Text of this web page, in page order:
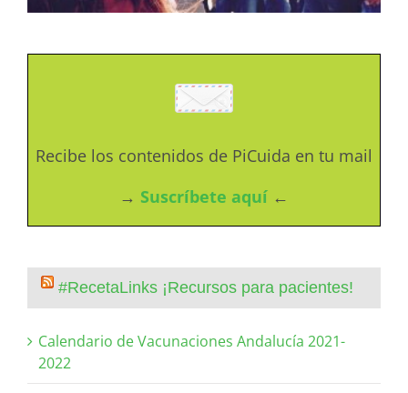
Recibe los contenidos de PiCuida en tu mail
→ Suscríbete aquí ←
#RecetaLinks ¡Recursos para pacientes!
Calendario de Vacunaciones Andalucía 2021-
2022